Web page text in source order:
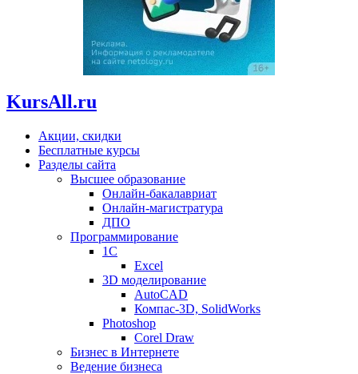
KursAll.ru
Акции, скидки
Бесплатные курсы
Разделы сайта
Высшее образование
Онлайн-бакалавриат
Онлайн-магистратура
ДПО
Программирование
1С
Excel
3D моделирование
AutoCAD
Компас-3D, SolidWorks
Photoshop
Corel Draw
Бизнес в Интернете
Ведение бизнеса